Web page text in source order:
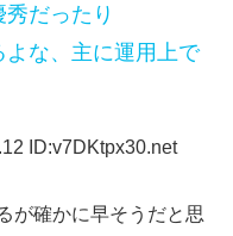
だったり
な、主に運用上で
ID:v7DKtpx30.net
が確かに早そうだと思